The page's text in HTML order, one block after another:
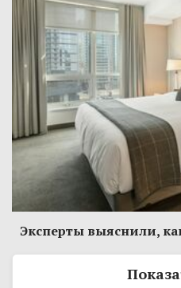
Эксперты выяснили,